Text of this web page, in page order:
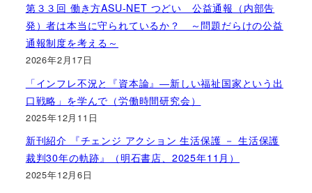
第３３回 働き方ASU-NET つどい 公益通報（内部告
発）者は本当に守られているか？ ～問題だらけの公益
通報制度を考える～
2026年2月17日
「インフレ不況と『資本論』―新しい福祉国家という出
口戦略」を学んで（労働時間研究会）
2025年12月11日
新刊紹介 『チェンジ アクション 生活保護 － 生活保護
裁判30年の軌跡』（明石書店、2025年11月）
2025年12月6日